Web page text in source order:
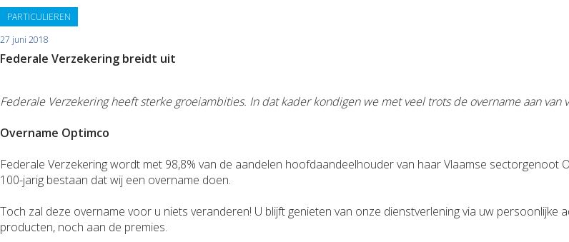
PARTICULIEREN
27 juni 2018
Federale Verzekering breidt uit
Federale Verzekering heeft sterke groeiambities. In dat kader kondigen we met veel trots de overname aan van
Overname Optimco
Federale Verzekering wordt met 98,8% van de aandelen hoofdaandeelhouder van haar Vlaamse sectorgenoot
100-jarig bestaan dat wij een overname doen.
Toch zal deze overname voor u niets veranderen! U blijft genieten van onze dienstverlening via uw
producten, noch aan de premies.